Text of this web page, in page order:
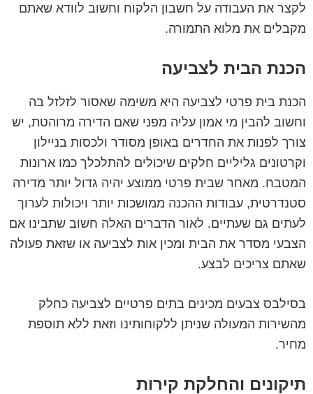
לקצר את העבודה על חשבון הלקוח וחשוב לוודא שאתם
מקבלים את מלוא התמורה.
הכנת הבית לצביעה
הכנת בית פרטי לצביעה היא משימה שאסור לזלזל בה
וחשוב להבין מי אמון עליה מפני שאם הדירה מרוהטת, יש
צורך לפנות את החדרים באופן מסודר ולכסות בניילון
וקרטונים גליליים חלקים שיכולים להתלכלך כמו ארונות
המטבח. מאחר שבית פרטי ממוצע יהיה גדול יותר מדירה
סטנדרטית, עבודות ההכנה ממושכות יותר ויכולות לערוך
לעתים גם שעתיים. לאור הדברים האלה חשוב שתבינו אם
הצבעי מסדר את הבית ומכין אות לצביעה או שזאת פעולה
שאתם צריכים לבצע.
בסילבס צבעים מכינים בתים פרטיים לצביעה כחלק
מהשירות המעולה שניתן ללקוחותינו וזאת ללא תוספת
מחיר.
תיקונים והחלקת קירות